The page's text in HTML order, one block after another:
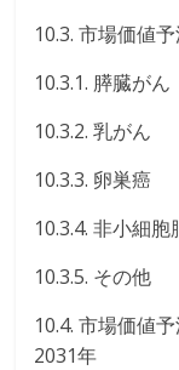
10.3. 市場価値
10.3.1. 膵臓がん
10.3.2. 乳がん
10.3.3. 卵巣癌
10.3.4. 非小細胞
10.3.5. その他
10.4. 市場価値
2031年